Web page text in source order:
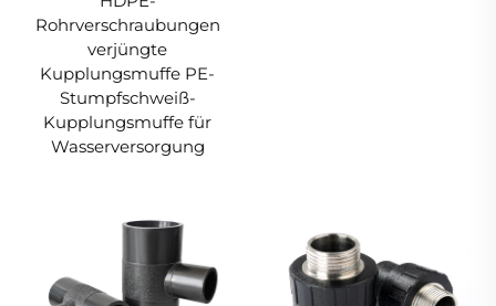
Rohrverschraubungen
verjüngte
Kupplungsmuffe PE-
Stumpfschweiß-
Kupplungsmuffe für
Wasserversorgung